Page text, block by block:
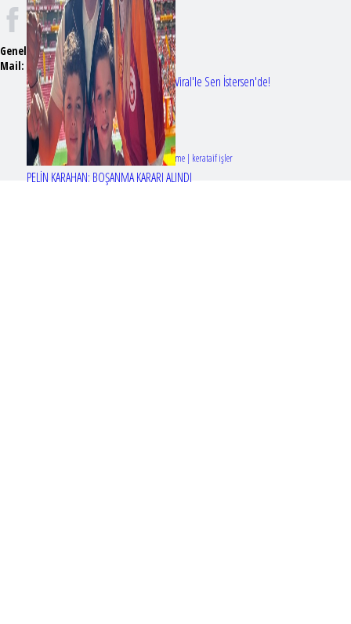
Erol Köse'nin mektupları ilk kez Nur Viral'le Sen İstersen'de!
PELİN KARAHAN: BOŞANMA KARARI ALINDI
Genel Yayın Yönetmeni:Seyhan Erdağ
Mail:
emizmagazin@gmail.com
Tasarım & Geliştirme | kerataif işler